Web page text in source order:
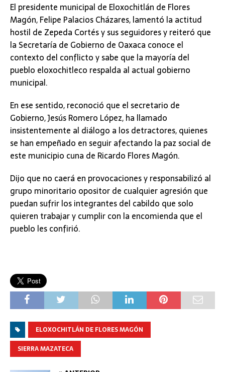
El presidente municipal de Eloxochitlán de Flores
Magón, Felipe Palacios Cházares, lamentó la actitud
hostil de Zepeda Cortés y sus seguidores y reiteró que
la Secretaría de Gobierno de Oaxaca conoce el
contexto del conflicto y sabe que la mayoría del
pueblo eloxochitleco respalda al actual gobierno
municipal.
En ese sentido, reconoció que el secretario de
Gobierno, Jesús Romero López, ha llamado
insistentemente al diálogo a los detractores, quienes
se han empeñado en seguir afectando la paz social de
este municipio cuna de Ricardo Flores Magón.
Dijo que no caerá en provocaciones y responsabilizó al
grupo minoritario opositor de cualquier agresión que
puedan sufrir los integrantes del cabildo que solo
quieren trabajar y cumplir con la encomienda que el
pueblo les confirió.
ELOXOCHITLÁN DE FLORES MAGÓN
SIERRA MAZATECA